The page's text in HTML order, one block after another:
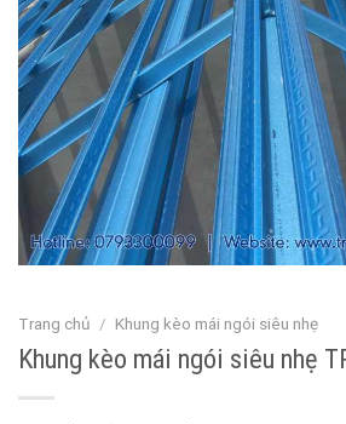
Trang chủ / Khung kèo mái ngói siêu nhẹ
Khung kèo mái ngói siêu nhẹ